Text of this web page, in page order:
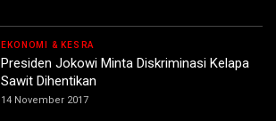
EKONOMI & KESRA
Presiden Jokowi Minta Diskriminasi Kelapa
Sawit Dihentikan
14 November 2017